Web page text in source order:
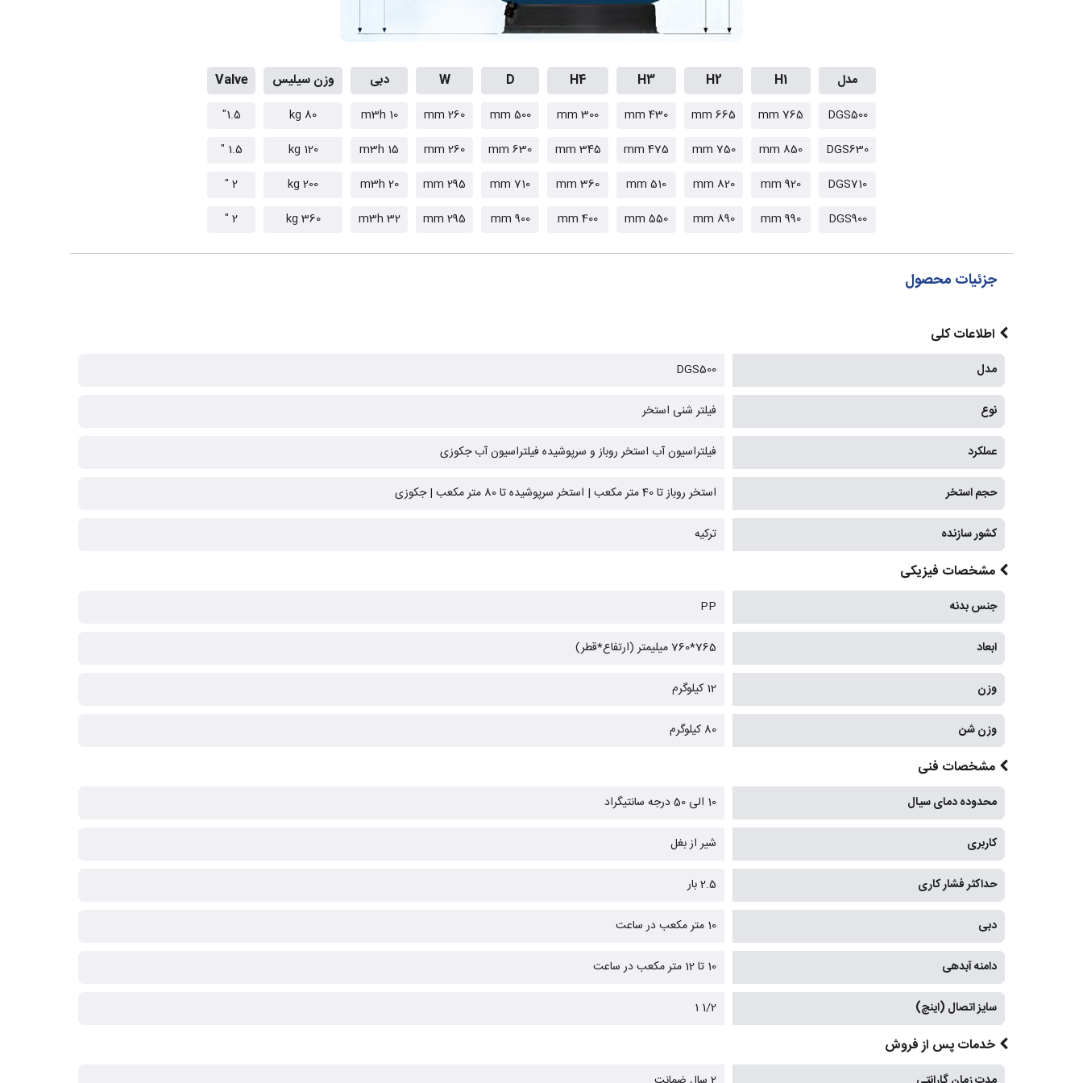
مدل H1
H2
H3
H4
D
W دبی وزن سیلیس Valve
DGS500
765 mm
665 mm
430 mm
300 mm
500 mm
260 mm
10 m3h
80 kg
1.5"
DGS630
850 mm
750 mm
475 mm
345 mm
630 mm
260 mm
15 m3h
120 kg
1.5 "
DGS710
920 mm
820 mm
510 mm
360 mm
710 mm
295 mm
20 m3h
200 kg
2 "
DGS900
990 mm
890 mm
550 mm
400 mm
900 mm
295 mm
32 m3h
360 kg
2 "
جزئیات محصول
اطلاعات کلی
مدل DGS500
نوع فیلتر شنی استخر
عملکرد فیلتراسیون آب استخر روباز و سرپوشیده فیلتراسیون آب جکوزی
حجم استخر استخر روباز تا 40 متر مکعب | استخر سرپوشیده تا 80 متر مکعب | جکوزی
کشور سازنده ترکیه
مشخصات فیزیکی
جنس بدنه PP
ابعاد 765*760 میلیمتر (ارتفاع*قطر)
وزن 12 کیلوگرم
وزن شن 80 کیلوگرم
مشخصات فنی
محدوده دمای سیال 10 الی 50 درجه سانتیگراد
کاربری شیر از بغل
حداکثر فشار کاری 2.5 بار
دبی 10 متر مکعب در ساعت
دامنه آبدهی 10 تا 12 متر مکعب در ساعت
سایز اتصال (اینچ) 1/2 1
خدمات پس از فروش